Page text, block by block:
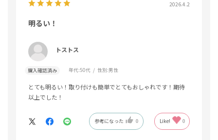
2026.4.2
明るい！
トストス
購入確認済み 年代:50代 性別:男性
とても明るい！取り付けも簡単でとてもおしゃれです！期待
以上でした！
参考になった 0 Like! 0